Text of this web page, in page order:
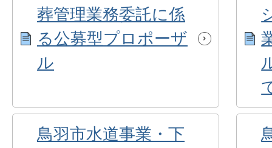
葬管理業務委託に係
る公募型プロポーザ
ル
鳥羽市水道事業・下